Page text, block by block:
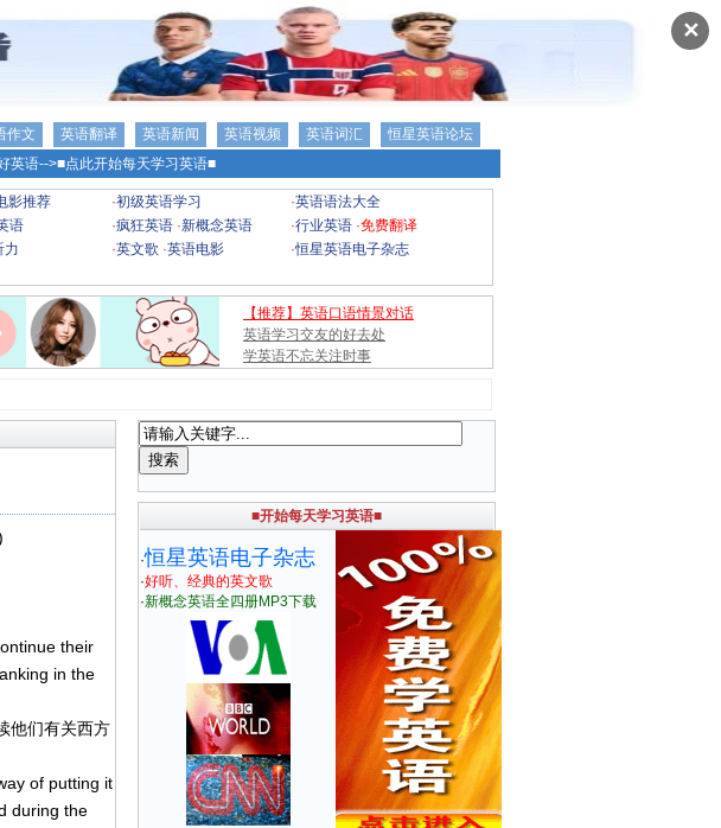
✕
作文 英语翻译 英语新闻 英语视频 英语词汇
恒星英语论坛
英语-->■点此开始每天学习英语■
影推荐 ·初级英语学习 ·英语语法大全
语 ·疯狂英语 ·新概念英语 ·行业英语 ·免费翻译
力 ·英文歌 ·英语电影 ·恒星英语电子杂志
【推荐】英语口语情景对话
英语学习交友的好去处
学英语不忘关注时事
their
in the
他们有关西方
of putting it
during the
■开始每天学习英语■
·恒星英语电子杂志
·好听、经典的英文歌
·新概念英语全四册MP3下载